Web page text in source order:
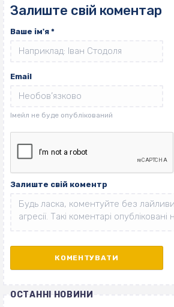
Залиште свій коментар
Ваше ім'я *
Email
Залиште свій коментр
ОСТАННІ НОВИНИ